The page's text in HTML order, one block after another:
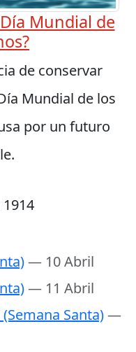
Mundial de
de conservar
Mundial de los
por un futuro
— 10 Abril
— 11 Abril
Santa)—